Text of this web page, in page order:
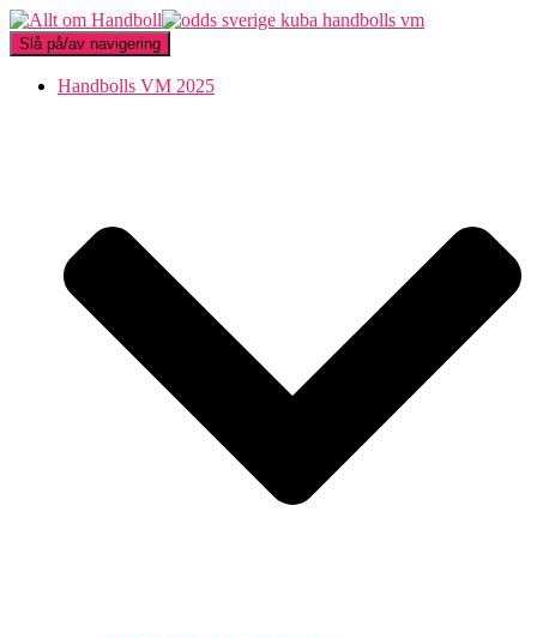
Slå på/av navigering
Handbolls VM 2025